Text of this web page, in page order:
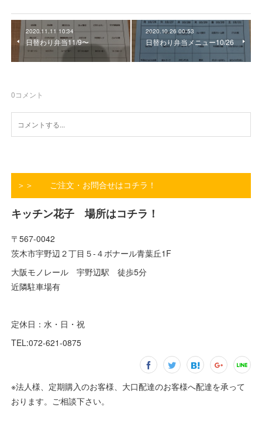
2020.11.11 10:34
日替わり弁当11/9〜
2020.10.26 00:53
日替わり弁当メニュー10/26
0コメント
＞＞ ご注文・お問合せはコチラ！
キッチン花子 場所はコチラ！
〒567-0042
茨木市宇野辺２丁目５-４ボナール青葉丘1F
大阪モノレール 宇野辺駅 徒歩5分
近隣駐車場有
定休日：水・日・祝
TEL:072-621-0875
※法人様、定期購入のお客様、大口配達のお客様へ配達を承って
おります。ご相談下さい。